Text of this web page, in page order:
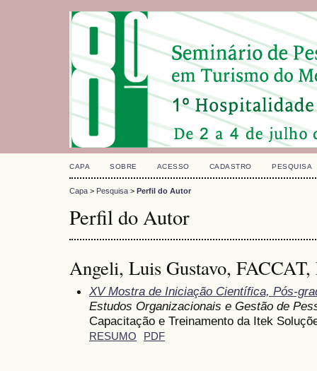
CAPA SOBRE ACESSO CADASTRO PESQUISA
Capa > Pesquisa > Perfil do Autor
Perfil do Autor
Angeli, Luis Gustavo,
XV Mostra de Iniciação Científica, Pós-
Estudos Organizacionais e Gestão de
Capacitação e Treinamento da Itek
RESUMO PDF